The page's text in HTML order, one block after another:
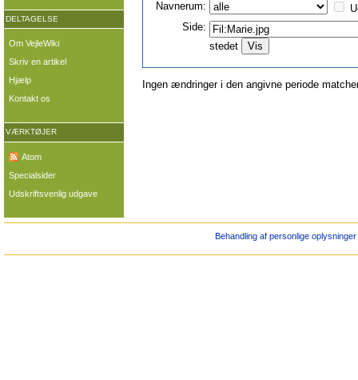
Navnerum:
Side:
stedet
Ingen ændringer i den angivne periode
DELTAGELSE
Om VejleWiki
Skriv en artikel
Hjælp
Kontakt os
VÆRKTØJER
Atom
Specialsider
Udskriftsvenlig udgave
Behandling af personlige oplysninger